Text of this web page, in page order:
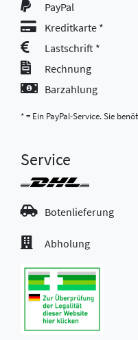
PayPal
Kreditkarte *
Lastschrift *
Rechnung
Barzahlung
* = Ein PayPal-Service. Sie
Service
Botenlieferung
Abholung